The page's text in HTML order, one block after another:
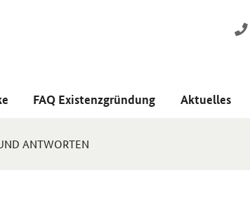
FAQ Existenzgründung Aktuelles
ANTWORTEN